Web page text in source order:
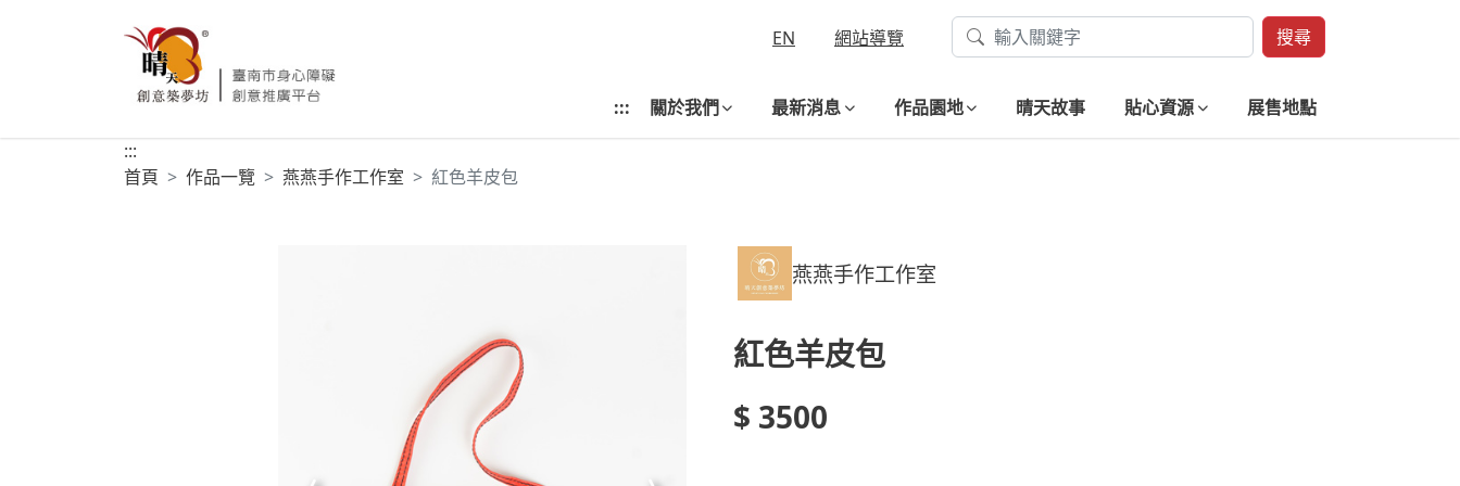
EN 網站導覽 搜尋
::: 關於我們 最新消息 作品園地 晴天故事 貼心資源
展售地點
:::
首頁
作品一覽 燕燕手作工作室 紅色羊皮包
燕燕手作工作室
紅色羊皮包
$ 3500